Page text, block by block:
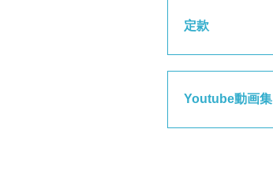
定款
Youtube動画集